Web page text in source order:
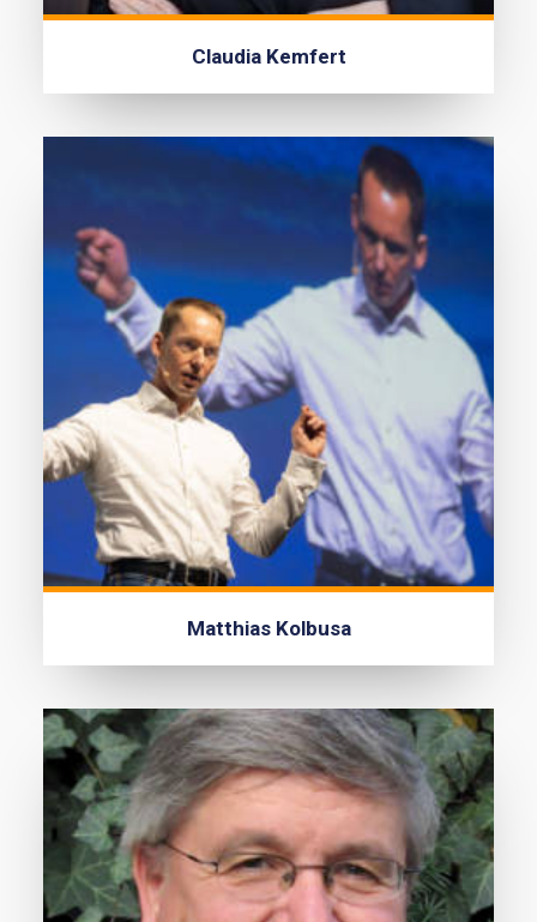
Claudia Kemfert
Matthias Kolbusa